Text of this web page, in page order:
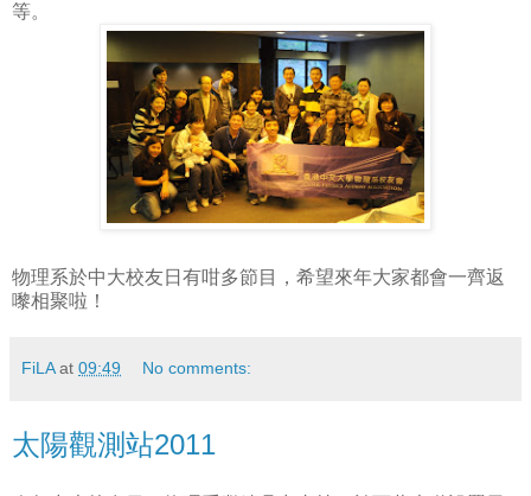
等。
物理系於中大校友日有咁多節目，希望來年大家都會一齊返
嚟相聚啦！
FiLA at 09:49 No comments:
太陽觀測站2011